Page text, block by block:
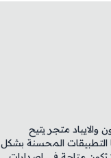
والايباد متجر يتيح
التطبيقات المحسنة بشكل